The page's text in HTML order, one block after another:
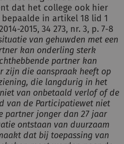
dat het college ook hier
in artikel 18 lid 1
2015, 34 273, nr. 3, p. 7-8
van gehuwden met een
kan onderling sterk
partner kan
zijn die aanspraak heeft op
die langdurig in het
van onbetaald verlof of de
van de Participatiewet niet
partner jonger dan 27 jaar
ontstaan van duurzaam
dat bij toepassing van